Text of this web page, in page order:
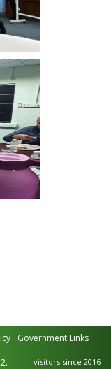
Government Links
visitors since 2016